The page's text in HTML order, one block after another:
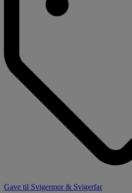
Gave til Svigermor & Svigerfar